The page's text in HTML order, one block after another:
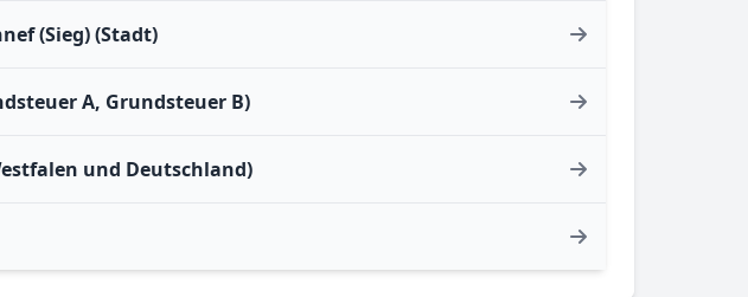
(Sieg) (Stadt)
A, Grundsteuer B)
und Deutschland)